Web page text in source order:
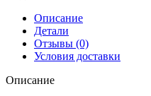
X-
Dry)
Цвет:
Оранжевый
От
+25°
Описание
Детали
Отзывы (0)
Условия доставки
Описание